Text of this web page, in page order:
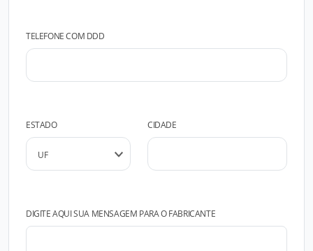
TELEFONE COM DDD
ESTADO CIDADE
DIGITE AQUI SUA MENSAGEM PARA O FABRICANTE